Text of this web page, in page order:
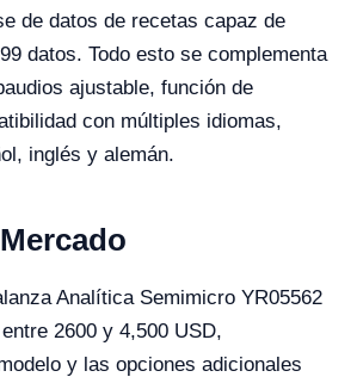
de datos de recetas capaz de
datos. Todo esto se complementa
ajustable, función de
con múltiples idiomas,
inglés y alemán.
Analítica Semimicro YR05562
2600 y 4,500 USD,
y las opciones adicionales